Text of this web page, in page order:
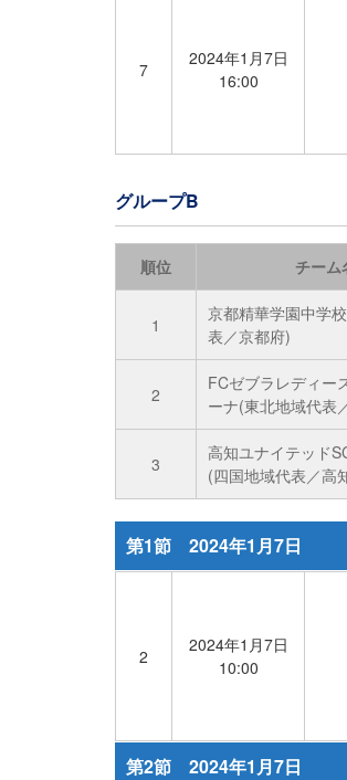
7
2024年1月7日
16:00
グループB
順位 チーム
1
京都精華学園中学
表／京都府)
2
FCゼブラレディー
ーナ(東北地域代表
3
高知ユナイテッド
(四国地域代表／高
第1節 2024年1月7日
2
2024年1月7日
10:00
第2節 2024年1月7日